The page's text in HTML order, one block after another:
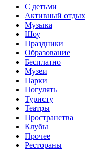
С детьми
Активный отдых
Музыка
Шоу
Праздники
Образование
Бесплатно
Музеи
Парки
Погулять
Туристу
Театры
Пространства
Клубы
Прочее
Рестораны